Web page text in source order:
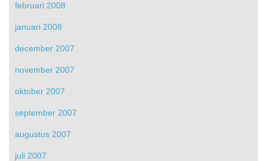
februari 2008
januari 2008
december 2007
november 2007
oktober 2007
september 2007
augustus 2007
juli 2007